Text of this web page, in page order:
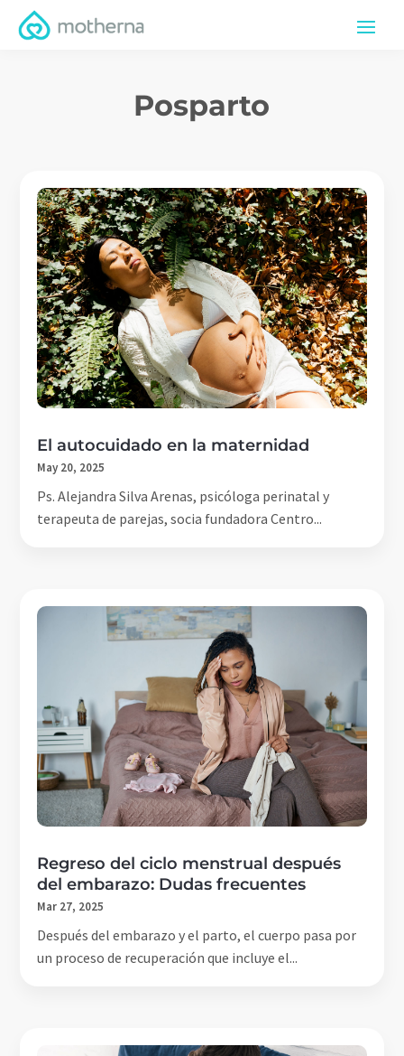
Posparto
El autocuidado en la maternidad
May 20, 2025
Ps. Alejandra Silva Arenas, psicóloga perinatal y
terapeuta de parejas, socia fundadora Centro...
Regreso del ciclo menstrual después
del embarazo: Dudas frecuentes
Mar 27, 2025
Después del embarazo y el parto, el cuerpo pasa por
un proceso de recuperación que incluye el...